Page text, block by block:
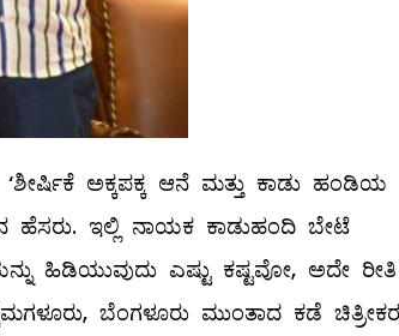
ಅಕ್ಕಪಕ್ಕ ಆನೆ ಮತ್ತು ಕಾಡು ಹಂಡಿಯ
ಇಲ್ಲಿ ನಾಯಕ ಕಾಡುಹಂದಿ ಬೇಟೆ
ಹಿಡಿಯುವುದು ಎಷ್ಟು ಕಷ್ಟವೋ, ಅದೇ ರೀತಿ
ಬೆಂಗಳೂರು ಮುಂತಾದ ಕಡೆ